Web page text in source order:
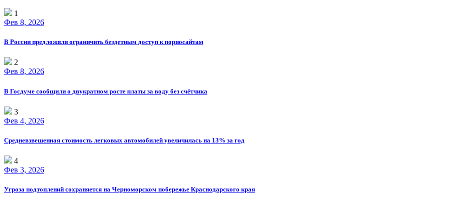
1
Фев 8, 2026
В России предложили ограничить бездетным доступ к порносайтам
2
Фев 8, 2026
В Госдуме сообщили о двукратном росте платы за воду без счётчика
3
Фев 4, 2026
Средневзвешенная стоимость легковых автомобилей увеличилась на 13% за год
4
Фев 3, 2026
Угроза подтоплений сохраняется на Черноморском побережье Краснодарского края